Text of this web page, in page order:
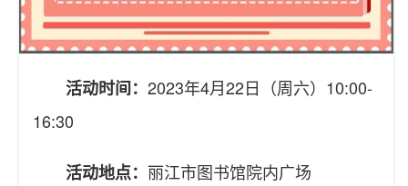
活动时间： 2023年4月22日（周六）10:00-
16:30
活动地点： 丽江市图书馆院内广场